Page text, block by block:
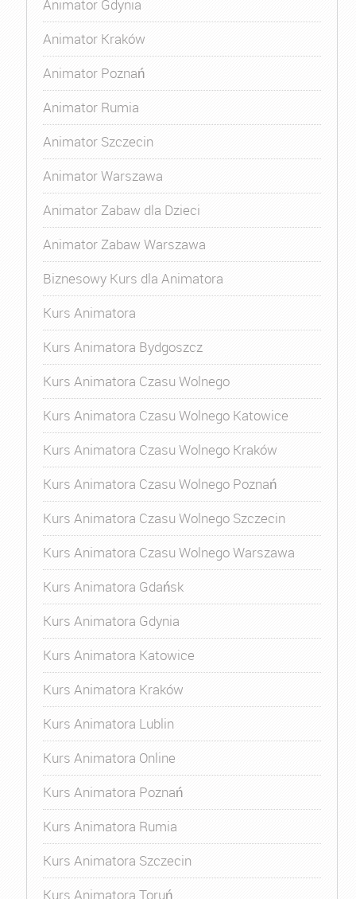
Animator Gdynia
Animator Kraków
Animator Poznań
Animator Rumia
Animator Szczecin
Animator Warszawa
Animator Zabaw dla Dzieci
Animator Zabaw Warszawa
Biznesowy Kurs dla Animatora
Kurs Animatora
Kurs Animatora Bydgoszcz
Kurs Animatora Czasu Wolnego
Kurs Animatora Czasu Wolnego Katowice
Kurs Animatora Czasu Wolnego Kraków
Kurs Animatora Czasu Wolnego Poznań
Kurs Animatora Czasu Wolnego Szczecin
Kurs Animatora Czasu Wolnego Warszawa
Kurs Animatora Gdańsk
Kurs Animatora Gdynia
Kurs Animatora Katowice
Kurs Animatora Kraków
Kurs Animatora Lublin
Kurs Animatora Online
Kurs Animatora Poznań
Kurs Animatora Rumia
Kurs Animatora Szczecin
Kurs Animatora Toruń